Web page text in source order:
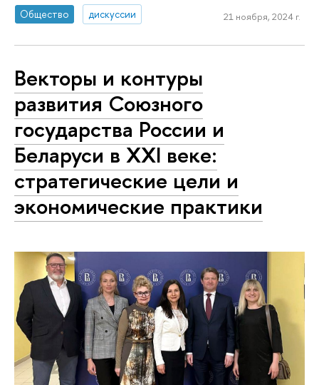
Общество дискуссии 21 ноября, 2024 г.
Векторы и контуры
развития Союзного
государства России и
Беларуси в XXI веке:
стратегические цели и
экономические практики